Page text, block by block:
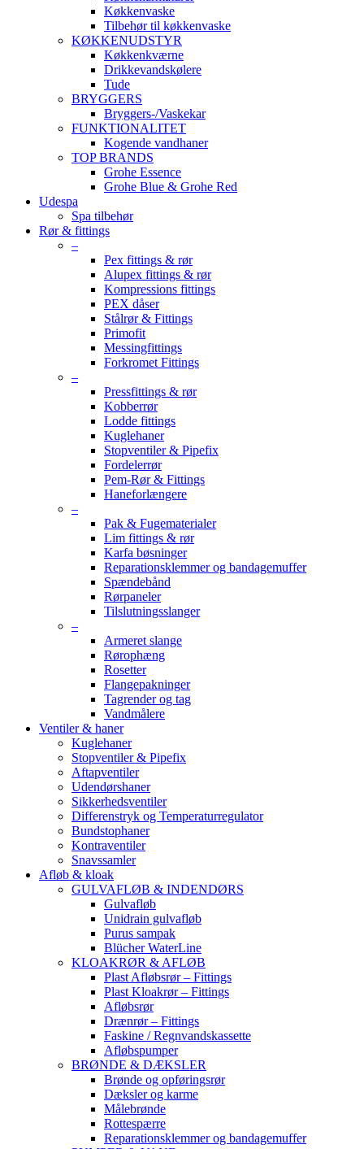
Køkkenvaske
Tilbehør til køkkenvaske
KØKKENUDSTYR
Køkkenkværne
Drikkevandskølere
Tude
BRYGGERS
Bryggers-/Vaskekar
FUNKTIONALITET
Kogende vandhaner
TOP BRANDS
Grohe Essence
Grohe Blue & Grohe Red
Udespa
Spa tilbehør
Rør & fittings
–
Pex fittings & rør
Alupex fittings & rør
Kompressions fittings
PEX dåser
Stålrør & Fittings
Primofit
Messingfittings
Forkromet Fittings
–
Pressfittings & rør
Kobberrør
Lodde fittings
Kuglehaner
Stopventiler & Pipefix
Fordelerrør
Pem-Rør & Fittings
Haneforlængere
–
Pak & Fugematerialer
Lim fittings & rør
Karfa bøsninger
Reparationsklemmer og bandagemuffer
Spændebånd
Rørpaneler
Tilslutningsslanger
–
Armeret slange
Rørophæng
Rosetter
Flangepakninger
Tagrender og tag
Vandmålere
Ventiler & haner
Kuglehaner
Stopventiler & Pipefix
Aftapventiler
Udendørshaner
Sikkerhedsventiler
Differenstryk og Temperaturregulator
Bundstophaner
Kontraventiler
Snavssamler
Afløb & kloak
GULVAFLØB & INDENDØRS
Gulvafløb
Unidrain gulvafløb
Purus sampak
Blücher WaterLine
KLOAKRØR & AFLØB
Plast Afløbsrør – Fittings
Plast Kloakrør – Fittings
Afløbsrør
Drænrør – Fittings
Faskine / Regnvandskassette
Afløbspumper
BRØNDE & DÆKSLER
Brønde og opføringsrør
Dæksler og karme
Målebrønde
Rottespærre
Reparationsklemmer og bandagemuffer